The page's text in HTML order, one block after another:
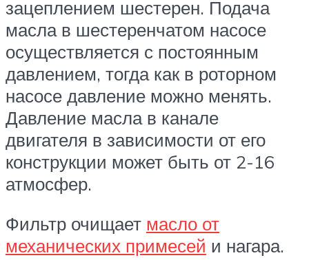
зацеплением шестерен. Подача
масла в шестеренчатом насосе
осуществляется с постоянным
давлением, тогда как в роторном
насосе давление можно менять.
Давление масла в канале
двигателя в зависимости от его
конструкции может быть от 2-16
атмосфер.
Фильтр очищает масло от
механических примесей и нагара.